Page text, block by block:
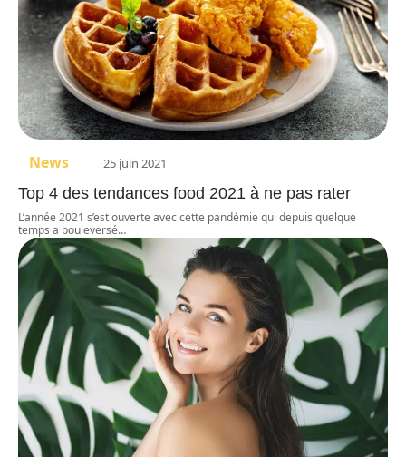
News 25 juin 2021
Top 4 des tendances food 2021 à ne pas rater
L’année 2021 s’est ouverte avec cette pandémie qui depuis quelque
temps a bouleversé…